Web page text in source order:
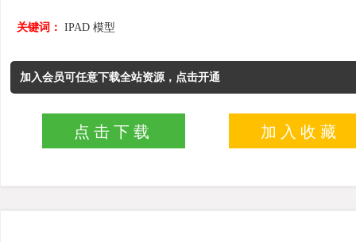
关键词： IPAD 模型
加入会员可任意下载全站资源，点击开通
点击下载 加入收藏